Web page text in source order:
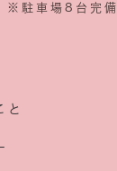
※駐車場8台完備
と